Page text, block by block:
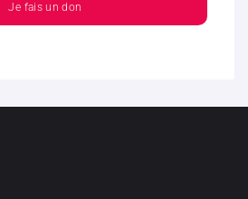
Je fais un don